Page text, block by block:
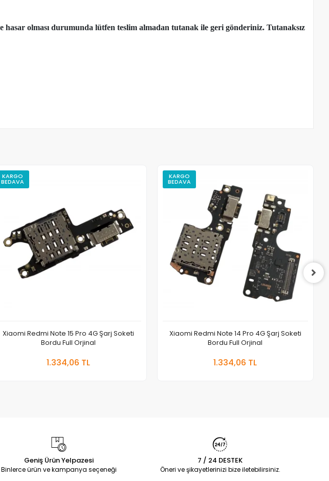
olması durumunda lütfen teslim almadan tutanak ile geri gönderiniz. Tutanaksız
KARGO
BEDAVA
Xiaomi Redmi Note 15 Pro 4G Şarj Soketi
Bordu Full Orjinal
1.334,06 TL
KARGO
BEDAVA
Xiaomi Redmi Note 14 Pro 4G Şarj Soketi
Bordu Full Orjinal
1.334,06 TL
Geniş Ürün Yelpazesi
Binlerce ürün ve kampanya seçeneği
7 / 24 DESTEK
Öneri ve şikayetlerinizi bize iletebilirsiniz.